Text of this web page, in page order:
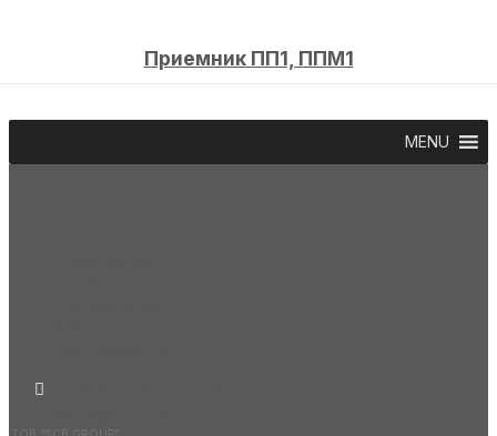
Приемник ПП1, ППМ1
MENU